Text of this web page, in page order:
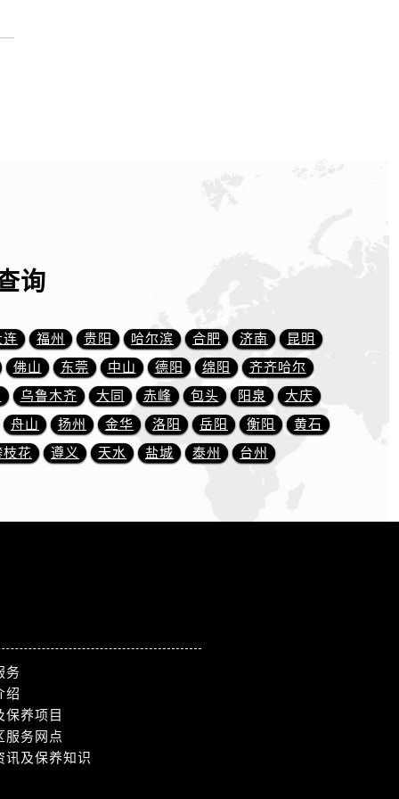
询
连 福州 贵阳 哈尔滨 合肥 济南
昆明
佛山 东莞 中山 德阳 绵阳
齐齐哈尔
乌鲁木齐 大同 赤峰 包头 阳泉
大庆
舟山 扬州 金华 洛阳 岳阳 衡阳
黄石
枝花 遵义 天水 盐城 泰州 台州
务
绍
保养项目
服务网点
讯及保养知识